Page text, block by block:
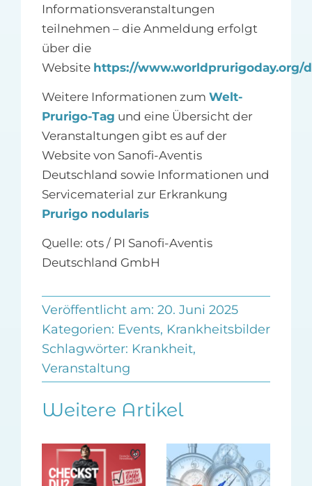
Informationsveranstaltungen
teilnehmen – die Anmeldung erfolgt
über die
Website https://www.worldprurigoday.org/
Weitere Informationen zum Welt-
Prurigo-Tag und eine Übersicht der
Veranstaltungen gibt es auf der
Website von Sanofi-Aventis
Deutschland sowie Informationen und
Servicematerial zur Erkrankung
Prurigo nodularis
Quelle: ots / PI Sanofi-Aventis
Deutschland GmbH
Veröffentlicht am: 20. Juni 2025
Kategorien: Events, Krankheitsbilder
Schlagwörter: Krankheit,
Veranstaltung
Weitere Artikel